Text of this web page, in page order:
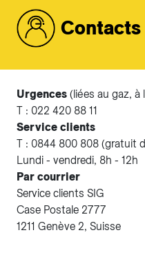
Contacts
Urgences (liées au gaz,
T : 022 420 88 11
Service clients
T : 0844 800 808 (gratuit
Lundi - vendredi, 8h - 12h
Par courrier
Service clients SIG
Case Postale 2777
1211 Genève 2, Suisse